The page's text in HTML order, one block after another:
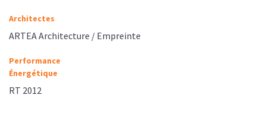
Architectes
ARTEA Architecture / Empreinte
Performance
Énergétique
RT 2012